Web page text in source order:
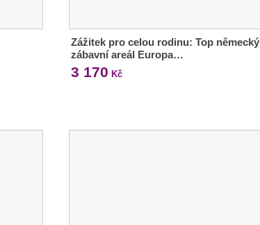
Zážitek pro celou rodinu: Top německý
zábavní areál Europa…
3 170 Kč